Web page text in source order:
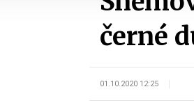
černé
01.10.2020 12:25